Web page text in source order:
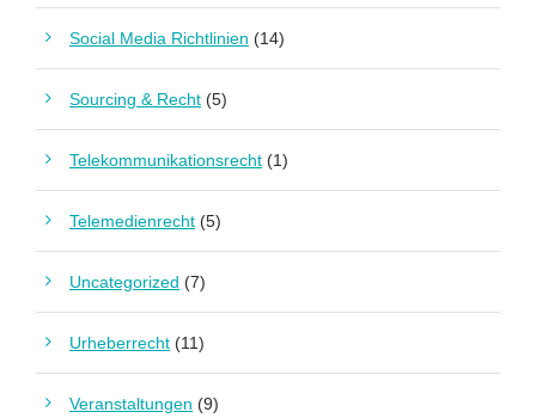
Social Media Richtlinien (14)
Sourcing & Recht (5)
Telekommunikationsrecht (1)
Telemedienrecht (5)
Uncategorized (7)
Urheberrecht (11)
Veranstaltungen (9)